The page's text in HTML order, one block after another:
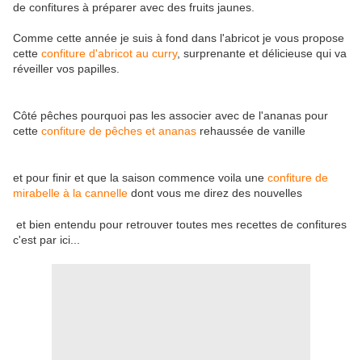
de confitures à préparer avec des fruits jaunes.
Comme cette année je suis à fond dans l'abricot je vous propose
cette confiture d'abricot au curry, surprenante et délicieuse qui va
réveiller vos papilles.
Côté pêches pourquoi pas les associer avec de l'ananas pour
cette confiture de pêches et ananas rehaussée de vanille
et pour finir et que la saison commence voila une confiture de
mirabelle à la cannelle dont vous me direz des nouvelles
et bien entendu pour retrouver toutes mes recettes de confitures
c'est par ici...